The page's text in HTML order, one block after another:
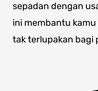
sepadan dengan
ini membantu
tak terlupakan bagi